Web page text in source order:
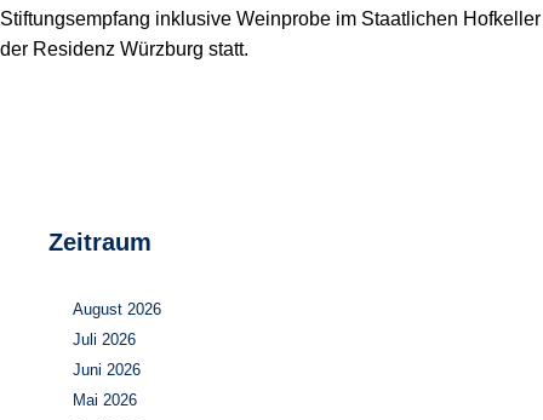
Wasserstoff
Infomaterial
Stiftungsempfang inklusive Weinprobe im Staatlichen Hofkeller
der Residenz Würzburg statt.
Zeitraum
August 2026
Juli 2026
Juni 2026
Mai 2026